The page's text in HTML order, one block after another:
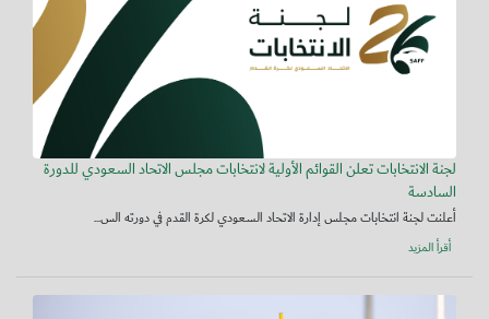
لجنة الانتخابات تعلن القوائم الأولية لانتخابات مجلس الاتحاد السعودي للدورة
السادسة
أعلنت لجنة انتخابات مجلس إدارة الاتحاد السعودي لكرة القدم في دورته الس...
أقرأ المزيد